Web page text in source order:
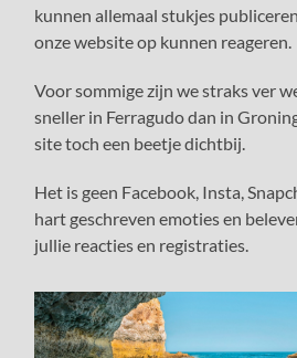
kunnen allemaal stukjes
onze website op kunnen reageren.
Voor sommige zijn we straks ver
sneller in Ferragudo dan in
site toch een beetje dichtbij.
Het is geen Facebook, Insta,
hart geschreven emoties en
jullie reacties en registraties.